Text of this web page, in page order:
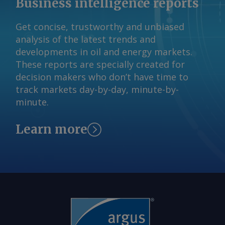
corredores de exportação e à
disponibilidade de veículos, resultando
em um gargalo logístico, já que a
colheita dessas áreas também precisa
ocorrer simultaneamente. As questões
climáticas continuam sendo uma
preocupação. O acúmulo de chuvas em
Mato Grosso durante novembro
desenvolvimento das lavouras. No
entanto, as chuvas permaneceram
colheita no segundo semestre de 2026.
Embora o Brasil espere uma produção
Business intelligence reports
Get concise, trustworthy and unbiased
analysis of the latest trends and
developments in oil and energy markets.
These reports are specially created for
decision makers who don’t have time to
track markets day-by-day, minute-by-
minute.
Learn more